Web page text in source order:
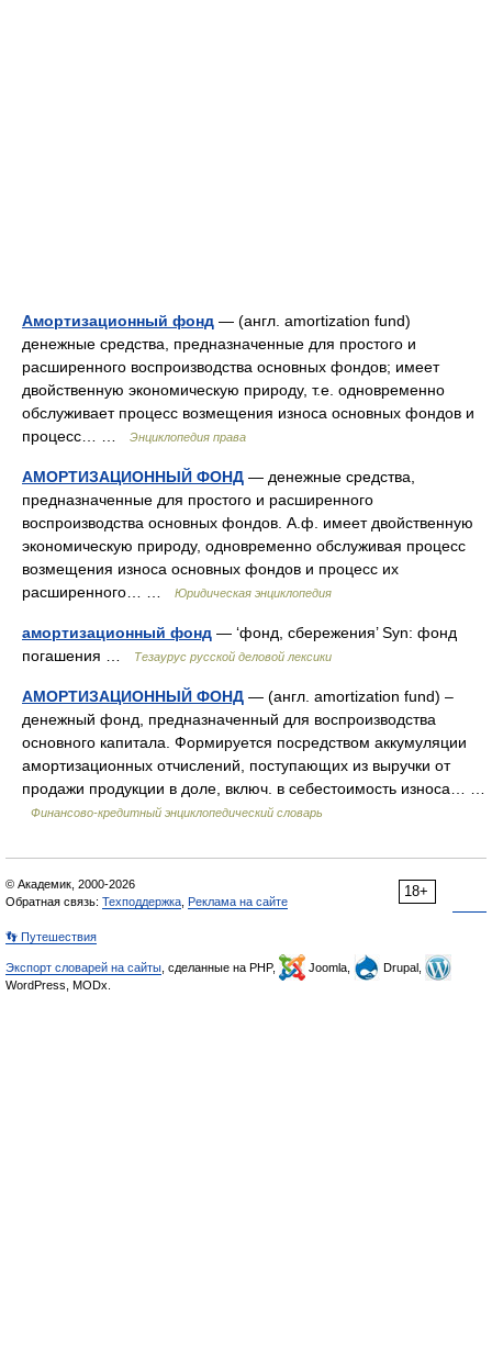
Амортизационный фонд — (англ. amortization fund)
денежные средства, предназначенные для простого и
расширенного воспроизводства основных фондов; имеет
двойственную экономическую природу, т.е. одновременно
обслуживает процесс возмещения износа основных фондов и
процесс… …
Энциклопедия права
АМОРТИЗАЦИОННЫЙ ФОНД — денежные средства,
предназначенные для простого и расширенного
воспроизводства основных фондов. А.ф. имеет двойственную
экономическую природу, одновременно обслуживая процесс
возмещения износа основных фондов и процесс их
расширенного… …
Юридическая энциклопедия
амортизационный фонд — ‘фонд, сбережения’ Syn: фонд
погашения …
Тезаурус русской деловой лексики
АМОРТИЗАЦИОННЫЙ ФОНД — (англ. amortization fund) –
денежный фонд, предназначенный для воспроизводства
основного капитала. Формируется посредством аккумуляции
амортизационных отчислений, поступающих из выручки от
продажи продукции в доле, включ. в себестоимость износа… …
Финансово-кредитный энциклопедический словарь
18+
© Академик, 2000-2026
Обратная связь: Техподдержка Реклама на сайте
👣 Путешествия
Экспорт словарей на сайты , сделанные на PHP, Joomla,
Drupal,
WordPress, MODx.